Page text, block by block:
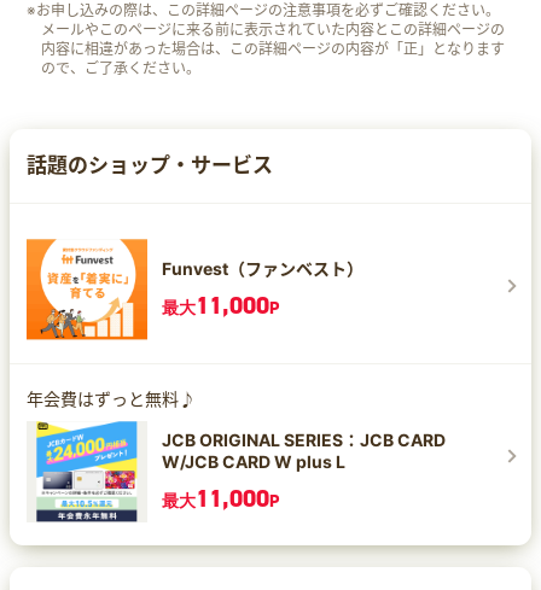
※お申し込みの際は、この詳細ページの注意事項を必ずご確認ください。
メールやこのページに来る前に表示されていた内容とこの詳細ページの
内容に相違があった場合は、この詳細ページの内容が「正」となります
ので、ご了承ください。
話題のショップ・サービス
Funvest（ファンベスト）
最大11,000P
年会費はずっと無料♪
JCB ORIGINAL SERIES：JCB CARD
W/JCB CARD W plus L
最大11,000P